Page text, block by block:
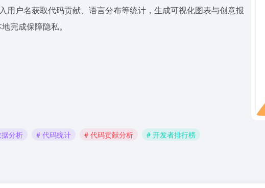
用户名获取代码贡献、语言分布等统计，生成可视化图表与创意报
完成保障隐私。
分析 # 代码统计 # 代码贡献分析
# 开发者排行榜